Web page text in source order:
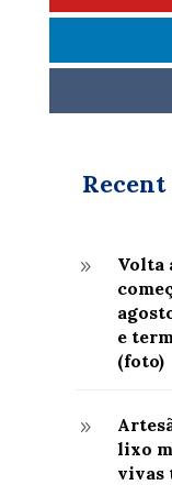
Recent
9
Volta
e
(foto)
9
lixo
vivas